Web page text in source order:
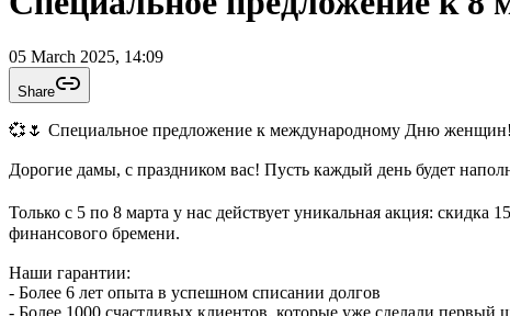
05 March 2025, 14:09
Share
💞🌷 Специальное предложение к международному Дню женщин!
Дорогие дамы, с праздником вас! Пусть каждый день будет
Только с 5 по 8 марта у нас действует уникальная акция: скидка
финансового бремени.
Наши гарантии:
- Более 6 лет опыта в успешном списании долгов
- Более 1000 счастливых клиентов, которые уже сделали первый